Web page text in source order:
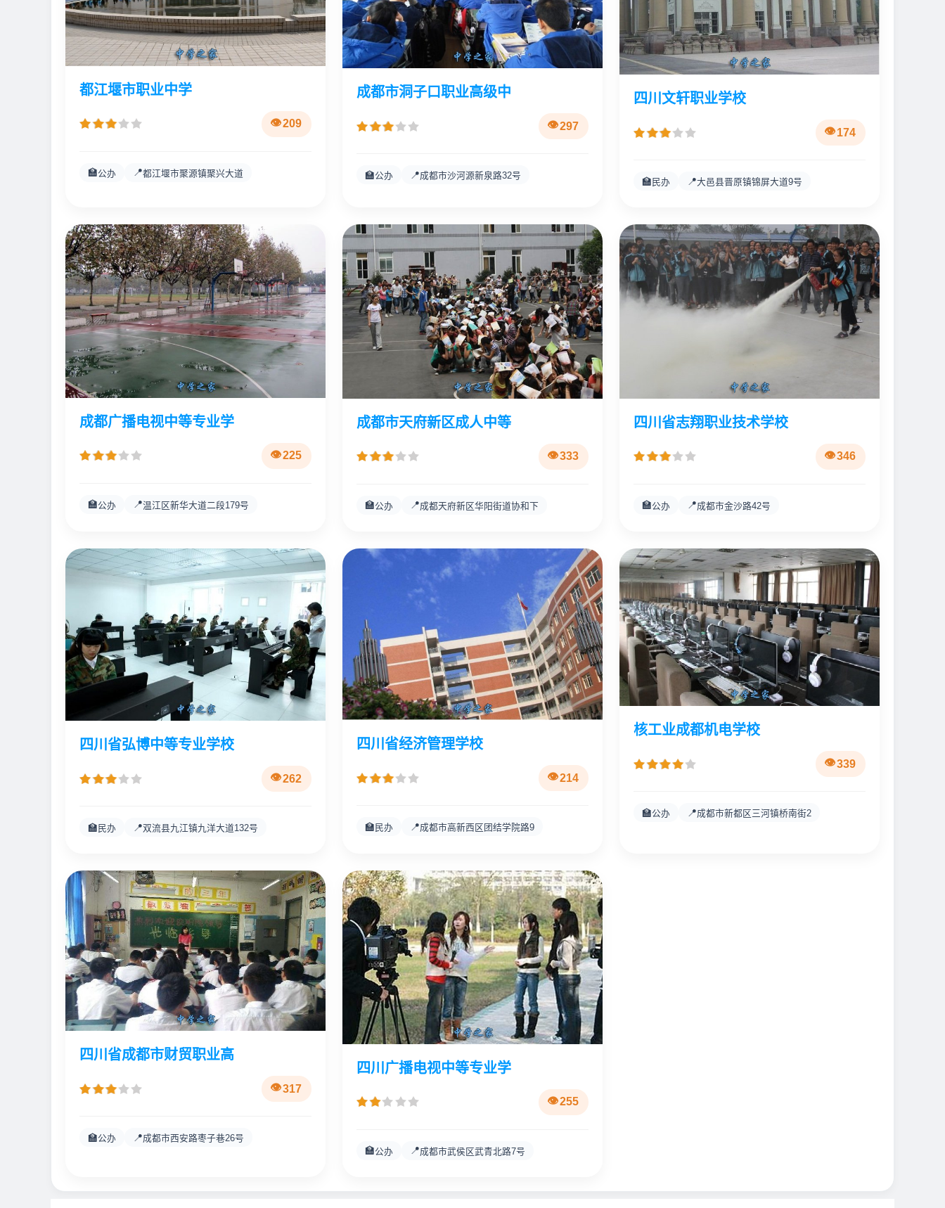
都江堰市职业中学
209
🏫公办 📍都江堰市聚源镇聚兴大道
成都市洞子口职业高级中
297
🏫公办 📍成都市沙河源新泉路32号
四川文轩职业学校
174
🏫 民办 📍大邑县晋原镇锦屏大道9号
成都广播电视中等专业学
225
🏫公办 📍温江区新华大道二段179号
成都市天府新区成人中等
333
🏫公办 📍成都天府新区华阳街道协和下
四川省志翔职业技术学校
346
🏫公办 📍成都市金沙路42号
四川省弘博中等专业学校
262
🏫 民办 📍双流县九江镇九洋大道132号
四川省经济管理学校
214
🏫 民办 📍成都市高新西区团结学院路9
核工业成都机电学校
339
🏫公办 📍成都市新都区三河镇桥南街2
四川省成都市财贸职业高
317
🏫公办 📍成都市西安路枣子巷26号
四川广播电视中等专业学
255
🏫公办 📍成都市武侯区武青北路7号